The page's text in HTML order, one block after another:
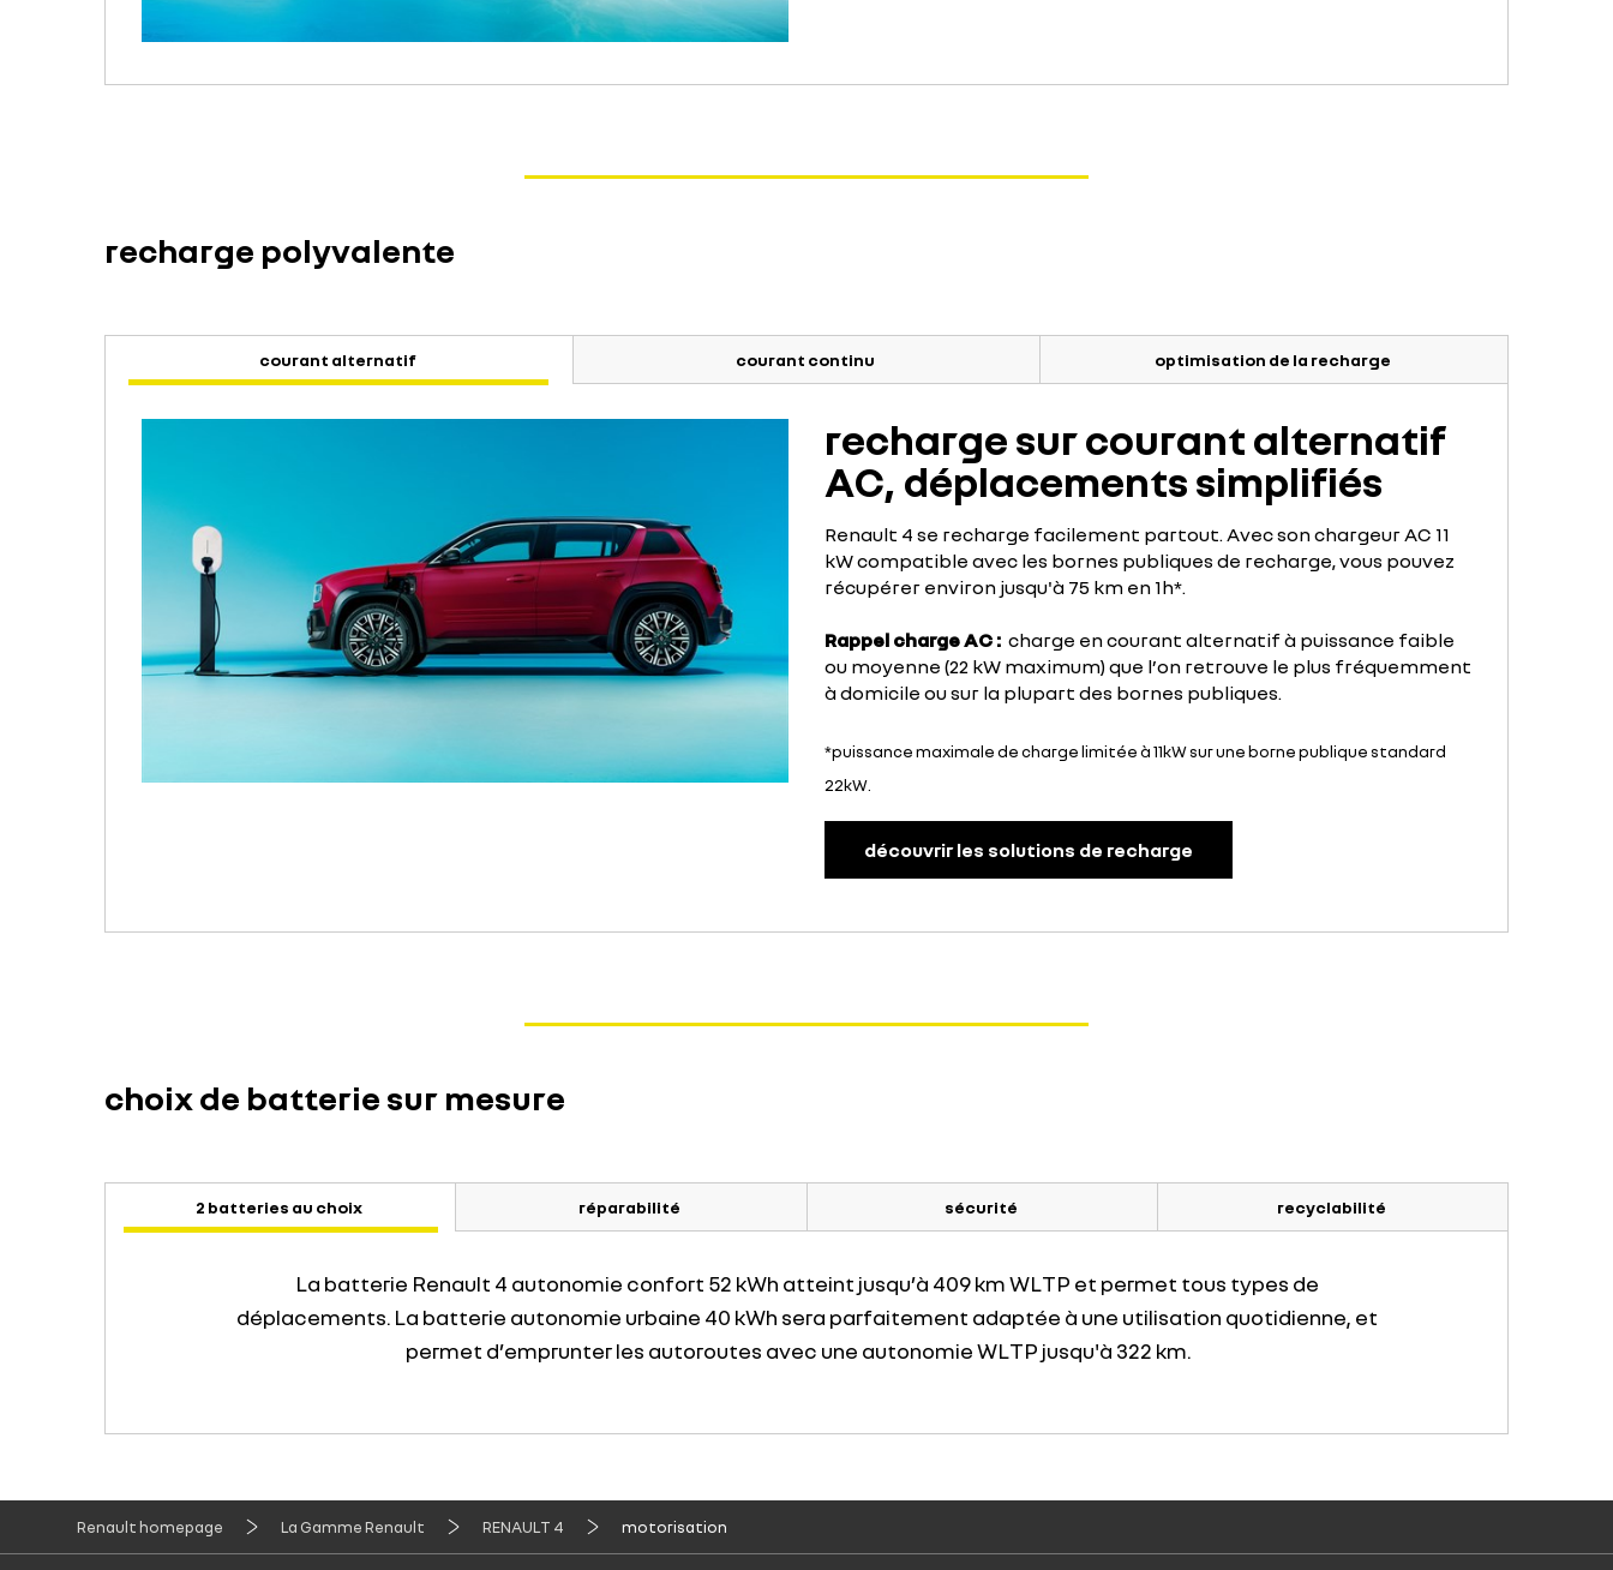
recharge polyvalente
courant alternatif courant continu optimisation de la recharge
recharge sur courant alternatif
AC, déplacements simplifiés
Renault 4 se recharge facilement partout. Avec son chargeur AC 11
kW compatible avec les bornes publiques de recharge, vous pouvez
récupérer environ jusqu'à 75 km en 1h*.
Rappel charge AC : charge en courant alternatif à puissance faible
ou moyenne (22 kW maximum) que l’on retrouve le plus fréquemment
à domicile ou sur la plupart des bornes publiques.
*puissance maximale de charge limitée à 11kW sur une borne publique standard
22kW.
découvrir les solutions de recharge
choix de batterie sur mesure
2 batteries au choix réparabilité sécurité recyclabilité
La batterie Renault 4 autonomie confort 52 kWh atteint jusqu’à 409 km WLTP et permet tous types de
déplacements. La batterie autonomie urbaine 40 kWh sera parfaitement adaptée à une utilisation quotidienne, et
permet d’emprunter les autoroutes avec une autonomie WLTP jusqu'à 322 km.